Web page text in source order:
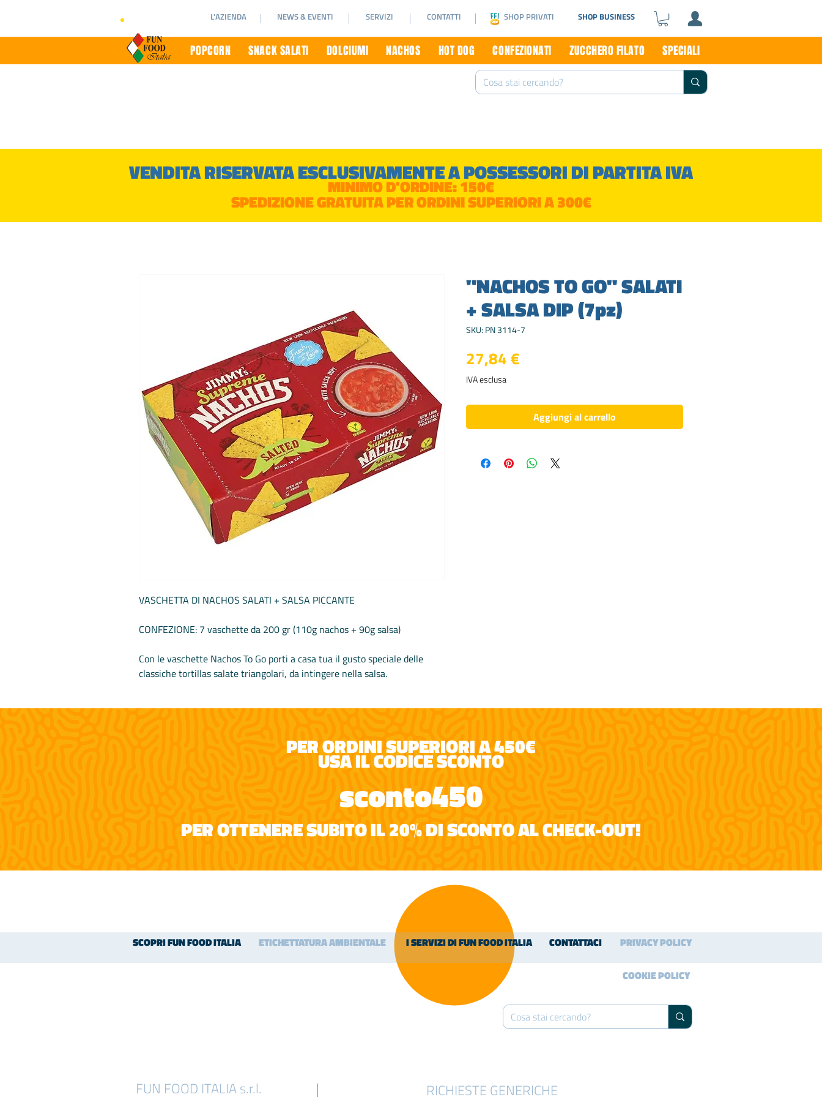
POPCORN SNACK SALATI DOLCIUMI NACHOS HOT DOG CONFEZIONATI ZUCCHERO FILATO SPECIALI
L'AZIENDA NEWS & EVENTI SERVIZI CONTATTI SHOP PRIVATI SHOP BUSINESS
VENDITA RISERVATA ESCLUSIVAMENTE A POSSESSORI DI PARTITA IVA
MINIMO D'ORDINE: 150€
SPEDIZIONE GRATUITA PER ORDINI SUPERIORI A 300€
VASCHETTA DI NACHOS SALATI + SALSA PICCANTE
CONFEZIONE: 7 vaschette da 200 gr (110g nachos + 90g salsa)
Con le vaschette Nachos To Go porti a casa tua il gusto speciale delle
classiche tortillas salate triangolari, da intingere nella salsa.
"NACHOS TO GO" SALATI
+ SALSA DIP (7pz)
SKU: PN 3114-7
27,84 €
IVA esclusa
Aggiungi al carrello
PER ORDINI SUPERIORI A 450€
USA IL CODICE SCONTO
sconto450
PER OTTENERE SUBITO IL 20% DI SCONTO AL CHECK-OUT!
SCOPRI FUN FOOD ITALIA ETICHETTATURA AMBIENTALE I SERVIZI DI FUN FOOD ITALIA CONTATTACI PRIVACY POLICY
COOKIE POLICY
FUN FOOD ITALIA s.r.l. RICHIESTE GENERICHE